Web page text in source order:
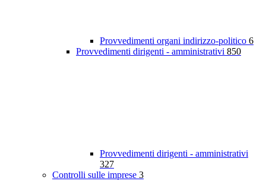
Provvedimenti organi indirizzo-politico 6
Provvedimenti dirigenti - amministrativi 850
Provvedimenti dirigenti - amministrativi
327
Controlli sulle imprese 3